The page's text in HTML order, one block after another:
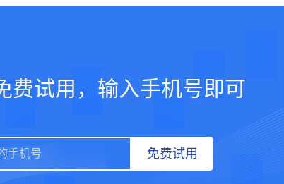
费试用，输入手机号即可
免费试用